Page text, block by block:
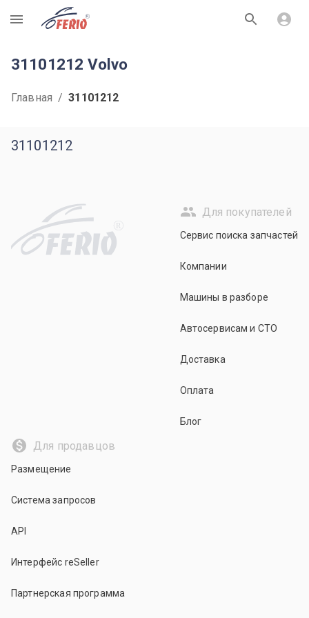
R
31101212 Volvo
Главная / 31101212
31101212
R
Для покупателей
Сервис поиска запчастей
Компании
Машины в разборе
Автосервисам и СТО
Доставка
Оплата
Блог
Для продавцов
Размещение
Система запросов
API
Интерфейс reSeller
Партнерская программа